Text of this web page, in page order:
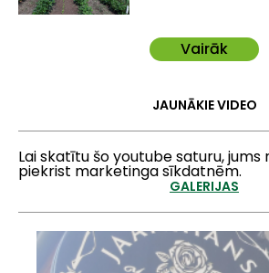
Vairāk
JAUNĀKIE VIDEO
Lai skatītu šo youtube saturu, jums
piekrist marketinga sīkdatnēm.
GALERIJAS